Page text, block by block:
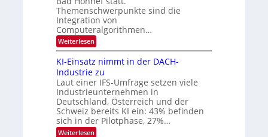
t
m
e
l
d
e
t
s
t
a
r
k
e
s
W
a
c
Themenschwerpunkte sind die
Integration von
Computeralgorithmen…
Weiterlesen:
8
9
.
W
E
-
H
e
r
a
KI-Einsatz nimmt in der DACH-
Industrie zu
Laut einer IFS-Umfrage setzen viele
Industrieunternehmen in
Deutschland, Österreich und der
Schweiz bereits KI ein: 43% befinden
sich in der Pilotphase, 27%…
Weiterlesen: